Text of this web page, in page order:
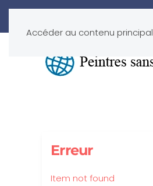
Accéder au contenu principal
Erreur
Item not found